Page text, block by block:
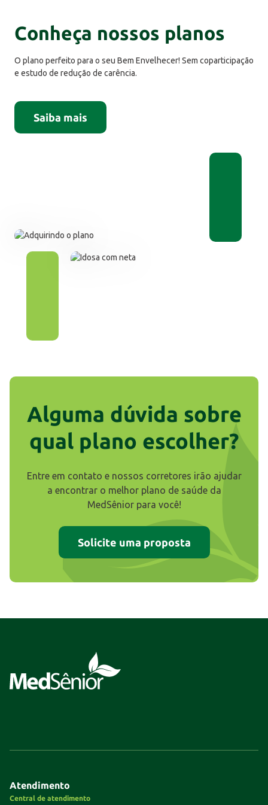
Conheça nossos planos
O plano perfeito para o seu Bem Envelhecer! Sem coparticipação
e estudo de redução de carência.
Saiba mais
Alguma dúvida sobre
qual plano escolher?
Entre em contato e nossos corretores irão ajudar
a encontrar o melhor plano de saúde da
MedSênior para você!
Solicite uma proposta
Atendimento
Central de atendimento